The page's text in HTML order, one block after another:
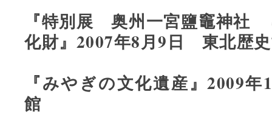
『特別展 奥州一宮鹽竈神社
化財』2007年8月9日 東北歴
『みやぎの文化遺産』2009
館